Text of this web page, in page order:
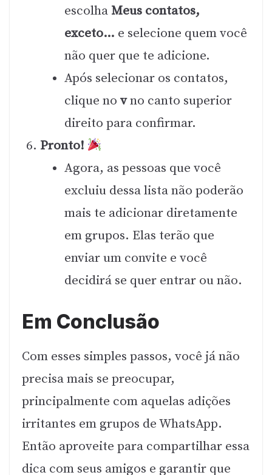
escolha Meus contatos,
exceto… e selecione quem você
não quer que te adicione.
Após selecionar os contatos,
clique no vno canto superior
direito para confirmar.
Pronto!
Agora, as pessoas que você
excluiu dessa lista não poderão
mais te adicionar diretamente
em grupos. Elas terão que
enviar um convite e você
decidirá se quer entrar ou não.
Em Conclusão
Com esses simples passos, você já não
precisa mais se preocupar,
principalmente com aquelas adições
irritantes em grupos de WhatsApp.
Então aproveite para compartilhar essa
dica com seus amigos e garantir que